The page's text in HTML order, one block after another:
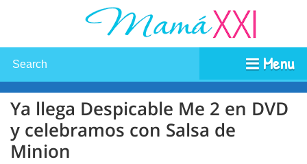
Menu
Ya llega Despicable Me 2 en DVD
y celebramos con Salsa de
Minion